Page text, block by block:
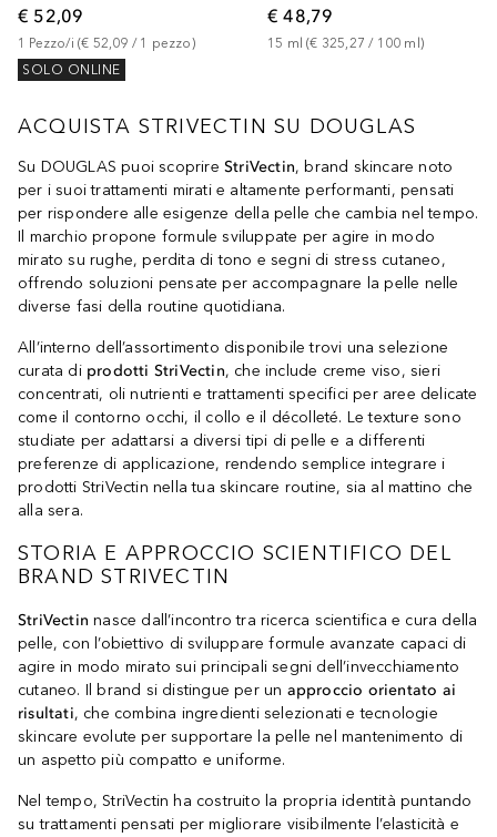
€ 52,09
1 Pezzo/i (€ 52,09 / 1 pezzo)
SOLO ONLINE
€ 48,79
15 ml (€ 325,27 / 100 ml )
ACQUISTA STRIVECTIN SU DOUGLAS
Su DOUGLAS puoi scoprire StriVectin, brand skincare noto
per i suoi trattamenti mirati e altamente performanti, pensati
per rispondere alle esigenze della pelle che cambia nel tempo.
Il marchio propone formule sviluppate per agire in modo
mirato su rughe, perdita di tono e segni di stress cutaneo,
offrendo soluzioni pensate per accompagnare la pelle nelle
diverse fasi della routine quotidiana.
All’interno dell’assortimento disponibile trovi una selezione
curata di prodotti StriVectin, che include creme viso, sieri
concentrati, oli nutrienti e trattamenti specifici per aree delicate
come il contorno occhi, il collo e il décolleté. Le texture sono
studiate per adattarsi a diversi tipi di pelle e a differenti
preferenze di applicazione, rendendo semplice integrare i
prodotti StriVectin nella tua skincare routine, sia al mattino che
alla sera.
STORIA E APPROCCIO SCIENTIFICO DEL
BRAND STRIVECTIN
StriVectin nasce dall’incontro tra ricerca scientifica e cura della
pelle, con l’obiettivo di sviluppare formule avanzate capaci di
agire in modo mirato sui principali segni dell’invecchiamento
cutaneo. Il brand si distingue per un approccio orientato ai
risultati, che combina ingredienti selezionati e tecnologie
skincare evolute per supportare la pelle nel mantenimento di
un aspetto più compatto e uniforme.
Nel tempo, StriVectin ha costruito la propria identità puntando
su trattamenti pensati per migliorare visibilmente l’elasticità e